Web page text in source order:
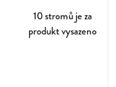
10 stromů je za
produkt vysazeno